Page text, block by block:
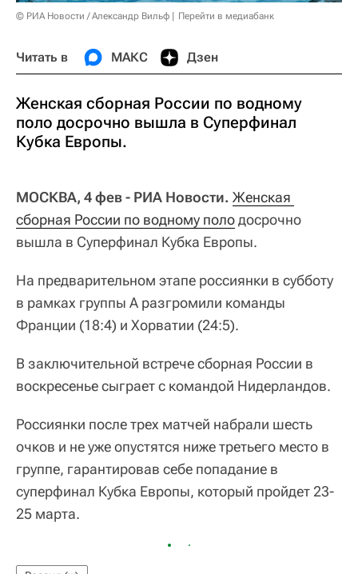
© РИА Новости / Александр Вильф Перейти в медиабанк
Читать в МАКС Дзен
Женская сборная России по водному
поло досрочно вышла в Суперфинал
Кубка Европы.
МОСКВА, 4 фев - РИА Новости. Женская
сборная России по водному полодосрочно
вышла в Суперфинал Кубка Европы.
На предварительном этапе россиянки в субботу
в рамках группы A разгромили команды
Франции (18:4) и Хорватии (24:5).
В заключительной встрече сборная России в
воскресенье сыграет с командой Нидерландов.
Россиянки после трех матчей набрали шесть
очков и не уже опустятся ниже третьего место в
группе, гарантировав себе попадание в
суперфинал Кубка Европы, который пройдет 23-
25 марта.